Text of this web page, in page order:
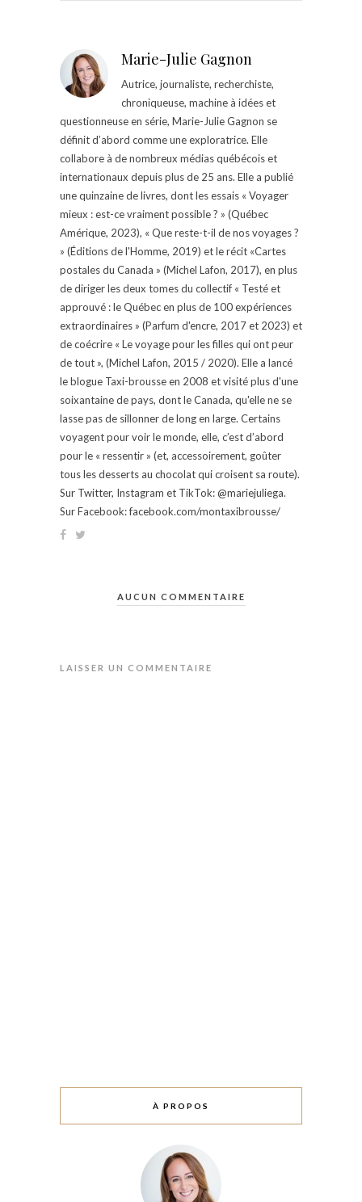
Marie-Julie Gagnon
Autrice, journaliste, recherchiste,
chroniqueuse, machine à idées et
questionneuse en série, Marie-Julie Gagnon se
définit d’abord comme une exploratrice. Elle
collabore à de nombreux médias québécois et
internationaux depuis plus de 25 ans. Elle a publié
une quinzaine de livres, dont les essais « Voyager
mieux : est-ce vraiment possible ? » (Québec
Amérique, 2023), « Que reste-t-il de nos voyages ?
» (Éditions de l'Homme, 2019) et le récit «Cartes
postales du Canada » (Michel Lafon, 2017), en plus
de diriger les deux tomes du collectif « Testé et
approuvé : le Québec en plus de 100 expériences
extraordinaires » (Parfum d'encre, 2017 et 2023) et
de coécrire « Le voyage pour les filles qui ont peur
de tout », (Michel Lafon, 2015 / 2020). Elle a lancé
le blogue Taxi-brousse en 2008 et visité plus d'une
soixantaine de pays, dont le Canada, qu'elle ne se
lasse pas de sillonner de long en large. Certains
voyagent pour voir le monde, elle, c’est d’abord
pour le « ressentir » (et, accessoirement, goûter
tous les desserts au chocolat qui croisent sa route).
Sur Twitter, Instagram et TikTok: @mariejuliega.
Sur Facebook: facebook.com/montaxibrousse/
AUCUN COMMENTAIRE
LAISSER UN COMMENTAIRE
À PROPOS